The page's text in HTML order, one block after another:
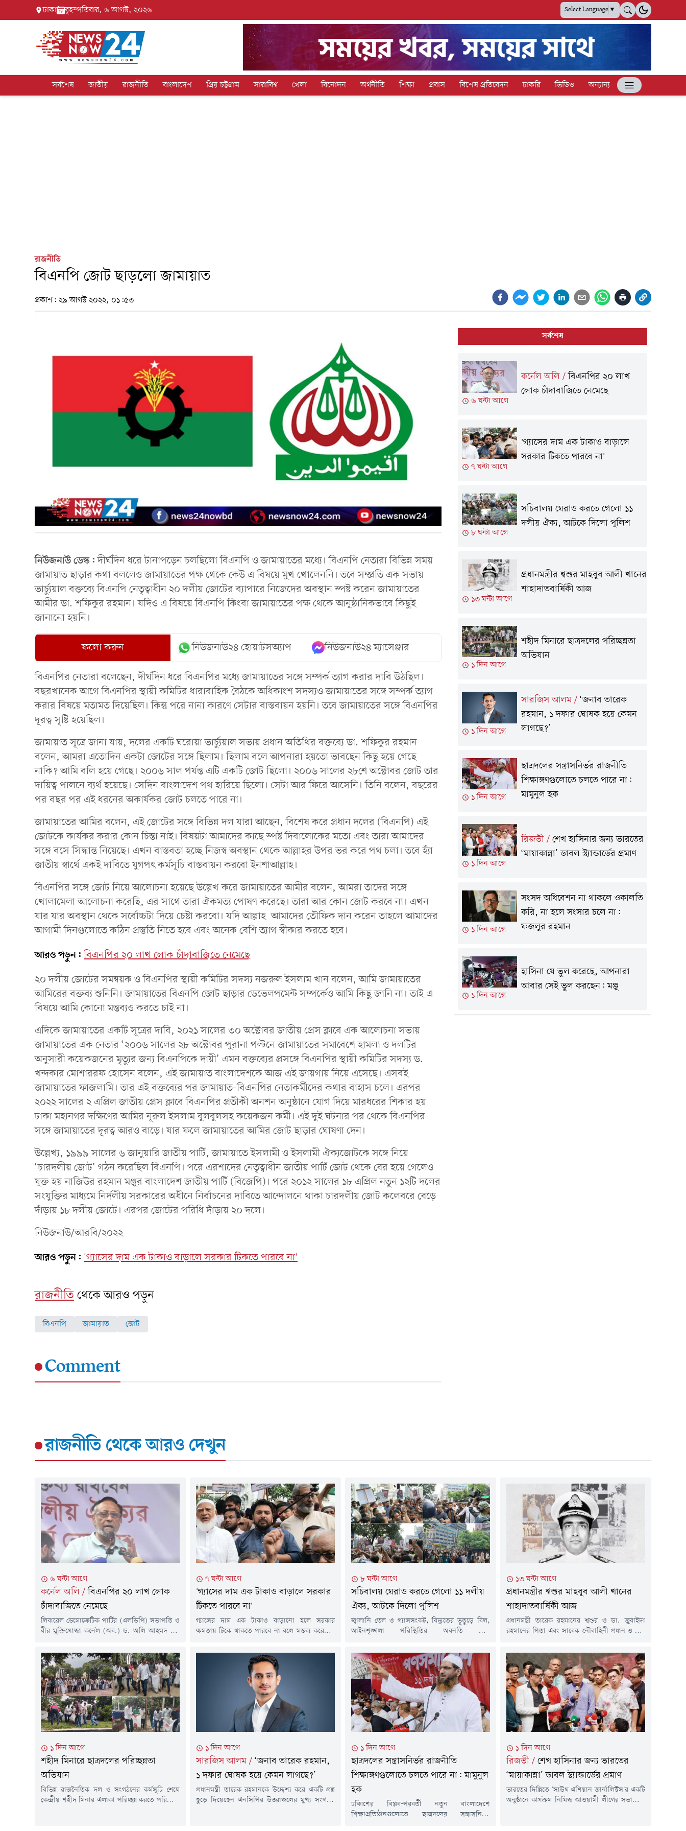
ঢাকা বৃহস্পতিবার, ৬ আগস্ট, ২০২৬ Select Language▼
সর্বশেষ জাতীয় রাজনীতি বাংলাদেশ প্রিয় চট্টগ্রাম সারাবিশ্ব খেলা বিনোদন অর্থনীতি শিক্ষা প্রবাস বিশেষ প্রতিবেদন চাকরি ভিডিও অন্যান্য
রাজনীতি
বিএনপি জোট ছাড়লো জামায়াত
প্রকাশ: ২৯ আগস্ট ২০২২, ০১:৫৩
নিউজনাউ ডেস্ক:দীর্ঘদিন ধরে টানাপড়েন চলছিলো বিএনপি ও জামায়াতের মধ্যে। বিএনপি নেতারা বিভিন্ন সময়
জামায়াত ছাড়ার কথা বললেও জামায়াতের পক্ষ থেকে কেউ এ বিষয়ে মুখ খোলেননি। তবে সম্প্রতি এক সভায়
ভার্চ্যুয়াল বক্তব্যে বিএনপি নেতৃত্বাধীন ২০ দলীয় জোটের ব্যাপারে নিজেদের অবস্থান স্পষ্ট করেন জামায়াতের
আমীর ডা. শফিকুর রহমান। যদিও এ বিষয়ে বিএনপি কিংবা জামায়াতের পক্ষ থেকে আনুষ্ঠানিকভাবে কিছুই
জানানো হয়নি।
ফলো করুন নিউজনাউ২৪ হোয়াটসঅ্যাপ নিউজনাউ২৪ ম্যাসেঞ্জার
বিএনপির নেতারা বলেছেন, দীর্ঘদিন ধরে বিএনপির মধ্যে জামায়াতের সঙ্গে সম্পর্ক ত্যাগ করার দাবি উঠছিল।
বছরখানেক আগে বিএনপির স্থায়ী কমিটির ধারাবাহিক বৈঠকে অধিকাংশ সদস্যও জামায়াতের সঙ্গে সম্পর্ক ত্যাগ
করার বিষয়ে মতামত দিয়েছিল। কিন্তু পরে নানা কারণে সেটার বাস্তবায়ন হয়নি। তবে জামায়াতের সঙ্গে বিএনপির
দূরত্ব সৃষ্টি হয়েছিল।
জামায়াত সূত্রে জানা যায়, দলের একটি ঘরোয়া ভার্চ্যুয়াল সভায় প্রধান অতিথির বক্তব্যে ডা. শফিকুর রহমান
বলেন, আমরা এতোদিন একটা জোটের সঙ্গে ছিলাম। ছিলাম বলে আপনারা হয়তো ভাবছেন কিছু হয়ে গেছে
নাকি? আমি বলি হয়ে গেছে। ২০০৬ সাল পর্যন্ত এটি একটি জোট ছিলো। ২০০৬ সালের ২৮শে অক্টোবর জোট তার
দায়িত্ব পালনে ব্যর্থ হয়েছে। সেদিন বাংলাদেশ পথ হারিয়ে ছিলো। সেটা আর ফিরে আসেনি। তিনি বলেন, বছরের
পর বছর পর এই ধরনের অকার্যকর জোট চলতে পারে না।
জামায়াতের আমির বলেন, এই জোটের সঙ্গে বিভিন্ন দল যারা আছেন, বিশেষ করে প্রধান দলের (বিএনপি) এই
জোটকে কার্যকর করার কোন চিন্তা নাই। বিষয়টা আমাদের কাছে স্পষ্ট দিবালোকের মতো এবং তারা আমাদের
সঙ্গে বসে সিদ্ধান্ত নিয়েছে। এখন বাস্তবতা হচ্ছে নিজস্ব অবস্থান থেকে আল্লাহর উপর ভর করে পথ চলা। তবে হ্যাঁ
জাতীয় স্বার্থে একই দাবিতে যুগপৎ কর্মসূচি বাস্তবায়ন করবো ইনশাআল্লাহ।
বিএনপির সঙ্গে জোট নিয়ে আলোচনা হয়েছে উল্লেখ করে জামায়াতের আমীর বলেন, আমরা তাদের সঙ্গে
খোলামেলা আলোচনা করেছি, এর সাথে তারা ঐকমত্য পোষণ করেছে। তারা আর কোন জোট করবে না। এখন
যার যার অবস্থান থেকে সর্বোচ্চটা দিয়ে চেষ্টা করবো। যদি আল্লাহ আমাদের তৌফিক দান করেন তাহলে আমাদের
আগামী দিনগুলোতে কঠিন প্রস্তুতি নিতে হবে এবং অনেক বেশি ত্যাগ স্বীকার করতে হবে।
আরও পড়ুন: বিএনপির ২০ লাখ লোক চাঁদাবাজিতে নেমেছে
২০ দলীয় জোটের সমন্বয়ক ও বিএনপির স্থায়ী কমিটির সদস্য নজরুল ইসলাম খান বলেন, আমি জামায়াতের
আমিরের বক্তব্য শুনিনি। জামায়াতের বিএনপি জোট ছাড়ার ডেভেলপমেন্ট সম্পর্কেও আমি কিছু জানি না। তাই এ
বিষয়ে আমি কোনো মন্তব্যও করতে চাই না।
এদিকে জামায়াতের একটি সূত্রের দাবি, ২০২১ সালের ৩০ অক্টোবর জাতীয় প্রেস ক্লাবে এক আলোচনা সভায়
জামায়াতের এক নেতার ‘২০০৬ সালের ২৮ অক্টোবর পুরানা পল্টনে জামায়াতের সমাবেশে হামলা ও দলটির
অনুসারী কয়েকজনের মৃত্যুর জন্য বিএনপিকে দায়ী’ এমন বক্তব্যের প্রসঙ্গে বিএনপির স্থায়ী কমিটির সদস্য ড.
খন্দকার মোশাররফ হোসেন বলেন, এই জামায়াত বাংলাদেশকে আজ এই জায়গায় নিয়ে এসেছে। এসবই
জামায়াতের ফাজলামি। তার এই বক্তব্যের পর জামায়াত-বিএনপির নেতাকর্মীদের কথার বাহাস চলে। এরপর
২০২২ সালের ২ এপ্রিল জাতীয় প্রেস ক্লাবে বিএনপির প্রতীকী অনশন অনুষ্ঠানে যোগ দিয়ে মারধরের শিকার হয়
ঢাকা মহানগর দক্ষিণের আমির নূরুল ইসলাম বুলবুলসহ কয়েকজন কর্মী। এই দুই ঘটনার পর থেকে বিএনপির
সঙ্গে জামায়াতের দূরত্ব আরও বাড়ে। যার ফলে জামায়াতের আমির জোট ছাড়ার ঘোষণা দেন।
উল্লেখ্য, ১৯৯৯ সালের ৬ জানুয়ারি জাতীয় পার্টি, জামায়াতে ইসলামী ও ইসলামী ঐক্যজোটকে সঙ্গে নিয়ে
‘চারদলীয় জোট’ গঠন করেছিল বিএনপি। পরে এরশাদের নেতৃত্বাধীন জাতীয় পার্টি জোট থেকে বের হয়ে গেলেও
যুক্ত হয় নাজিউর রহমান মঞ্জুর বাংলাদেশ জাতীয় পার্টি (বিজেপি)। পরে ২০১২ সালের ১৮ এপ্রিল নতুন ১২টি দলের
সংযুক্তির মাধ্যমে নির্দলীয় সরকারের অধীনে নির্বাচনের দাবিতে আন্দোলনে থাকা চারদলীয় জোট কলেবরে বেড়ে
দাঁড়ায় ১৮ দলীয় জোটে। এরপর জোটের পরিধি দাঁড়ায় ২০ দলে।
নিউজনাউ/আরবি/২০২২
আরও পড়ুন: 'গ্যাসের দাম এক টাকাও বাড়ালে সরকার টিকতে পারবে না'
রাজনীতিথেকে আরও পড়ুন
বিএনপি জামায়াত জোট
Comment
সর্বশেষ
৬ ঘন্টা আগে
কর্নেল অলি/বিএনপির ২০ লাখ
লোক চাঁদাবাজিতে নেমেছে
৭ ঘন্টা আগে
'গ্যাসের দাম এক টাকাও বাড়ালে
সরকার টিকতে পারবে না'
৮ ঘন্টা আগে
সচিবালয় ঘেরাও করতে গেলো ১১
দলীয় ঐক্য, আটকে দিলো পুলিশ
১৩ ঘন্টা আগে
প্রধানমন্ত্রীর শ্বশুর মাহবুব আলী খানের
শাহাদাতবার্ষিকী আজ
১ দিন আগে
শহীদ মিনারে ছাত্রদলের পরিচ্ছন্নতা
অভিযান
১ দিন আগে
সারজিস আলম/ ‘জনাব তারেক
রহমান, ১ দফার ঘোষক হয়ে কেমন
লাগছে?’
১ দিন আগে
ছাত্রদলের সন্ত্রাসনির্ভর রাজনীতি
শিক্ষাঙ্গণগুলোতে চলতে পারে না:
মামুনুল হক
১ দিন আগে
রিজভী/ শেখ হাসিনার জন্য ভারতের
‘মায়াকান্না’ ডাবল স্ট্যান্ডার্ডের প্রমাণ
১ দিন আগে
সংসদ অধিবেশন না থাকলে ওকালতি
করি, না হলে সংসার চলে না:
ফজলুর রহমান
১ দিন আগে
হাসিনা যে ভুল করেছে, আপনারা
আবার সেই ভুল করছেন: মঞ্জু
রাজনীতি থেকে আরও দেখুন
৬ ঘন্টা আগে
কর্নেল অলি /বিএনপির ২০ লাখ লোক
চাঁদাবাজিতে নেমেছে
লিবারেল ডেমোক্রেটিক পার্টির (এলডিপি) সভাপতি ও
বীর মুক্তিযোদ্ধা কর্নেল (অব.) ড. অলি আহমদ বীর
বিভিন্ন বাসস্ট্যান্ড, ট্যাক্সি স্ট্যান্ড ও রাস্তাঘাট খালি ছিল।
এখন বিএনপির ২০ লাখ লোক চাঁদাবাজিতে নেমে
গেছে।বৃহস্পতিবার (৬ আগস্ট) রাজধানীর মুক্তাঙ্গনে ১১
দলীয় ঐক্যের অবস্থান কর্মসূচিতে এসব কথা বলেন
তিনি।...
৭ ঘন্টা আগে
'গ্যাসের দাম এক টাকাও বাড়ালে সরকার
টিকতে পারবে না'
গ্যাসের দাম এক টাকাও বাড়ানো হলে সরকার
ক্ষমতায় টিকে থাকতে পারবে না বলে মন্তব্য করেছেন
বিরোধীদলীয় হুইপ নাহিদ ইসলাম। তিনি অভিযোগ
করেন, কৃত্রিম গ্যাস সংকট তৈরি করে সরকার দাম
বাড়ানোর চেষ্টা করছে এবং জনগণের সাথে করা একের
পর এক প্রতিশ্রুতি ভঙ্গ করছে।বৃহস্পতিবার (৬
৮ ঘন্টা আগে
সচিবালয় ঘেরাও করতে গেলো ১১ দলীয়
ঐক্য, আটকে দিলো পুলিশ
জ্বালানি তেল ও গ্যাসসংকট, বিদ্যুতের ভূতুড়ে বিল,
আইনশৃঙ্খলা পরিস্থিতির অবনতি এবং
প্রতিবাদে সচিবালয় ঘেরাও করতে গিয়ে পুলিশের
বাধার মুখে পড়েছে ১১ দলীয় ঐক্য।বৃহস্পতিবার (৬
আগস্ট) দুপুরে রাজধানীর মুক্তাঙ্গনে অবস্থান কর্মসূচি
শেষ করে বেলা ১২টা ৪০ মিনিটের দিকে নেতাকর্মীরা
সচিবালয়ের উদ্দেশ্যে মিছিল নিয়ে রওয়ানা হন।
সচিবালয়ে ঘেরাও...
১৩ ঘন্টা আগে
প্রধানমন্ত্রীর শ্বশুর মাহবুব আলী খানের
শাহাদাতবার্ষিকী আজ
প্রধানমন্ত্রী তারেক রহমানের শ্বশুর ও ডা. জুবাইদা
রহমানের পিতা এবং সাবেক নৌবাহিনী প্রধান ও মন্ত্রী
শাহাদাতবার্ষিকী আজ। বৃহস্পতিবার (৬ আগস্ট) এ
দিনটি উপলক্ষে সকালে মরহুমের সমাধিতে পুষ্পস্তবক
অর্পণ, রুহের মাগফিরাত কামনায় পবিত্র কুরআন খতম
এবং বিশেষ মোনাজাত অনুষ্ঠিত হবে।নৌ-সদর
দপ্তরের পাশে তিনি চিরনিদ্রায় শায়িত...
১ দিন আগে
শহীদ মিনারে ছাত্রদলের পরিচ্ছন্নতা
অভিযান
বিভিন্ন রাজনৈতিক দল ও সংগঠনের কর্মসূচি শেষে
কেন্দ্রীয় শহীদ মিনার এলাকা পরিচ্ছন্ন করতে পরিষ্কার-
১ দিন আগে
সারজিস আলম / ‘জনাব তারেক রহমান,
১ দফার ঘোষক হয়ে কেমন লাগছে?’
প্রধানমন্ত্রী তারেক রহমানকে উদ্দেশ্য করে একটি প্রশ্ন
ছুড়ে দিয়েছেন এনসিপির উত্তরাঞ্চলের মুখ্য সংগঠক
১ দিন আগে
ছাত্রদলের সন্ত্রাসনির্ভর রাজনীতি
শিক্ষাঙ্গণগুলোতে চলতে পারে না: মামুনুল
হক
চব্বিশের বিপ্লব-পরবর্তী নতুন বাংলাদেশে
শিক্ষাপ্রতিষ্ঠানগুলোতে ছাত্রদলের সন্ত্রাসনির্ভর
১ দিন আগে
রিজভী / শেখ হাসিনার জন্য ভারতের
‘মায়াকান্না’ ডাবল স্ট্যান্ডার্ডের প্রমাণ
ভারতের দিল্লিতে 'সাউথ এশিয়ান জার্নালিস্টস'র একটি
অনুষ্ঠানে কার্যক্রম নিষিদ্ধ আওয়ামী লীগের সভানেত্রী